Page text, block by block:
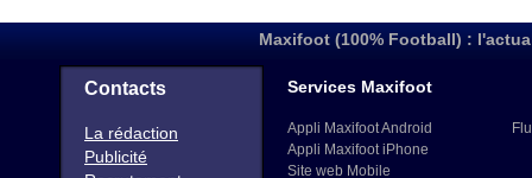
Maxifoot (100% Football) :
Contacts
La rédaction
Publicité
Services Maxifoot
Appli Maxifoot Android
Appli Maxifoot iPhone
Site web Mobile